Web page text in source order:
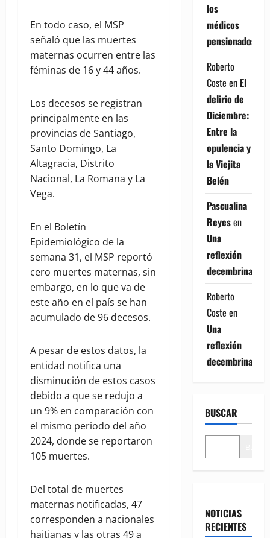
En todo caso, el MSP
señaló que las muertes
maternas ocurren entre las
féminas de 16 y 44 años.
Los decesos se registran
principalmente en las
provincias de Santiago,
Santo Domingo, La
Altagracia, Distrito
Nacional, La Romana y La
Vega.
En el Boletín
Epidemiológico de la
semana 31, el MSP reportó
cero muertes maternas, sin
embargo, en lo que va de
este año en el país se han
acumulado de 96 decesos.
A pesar de estos datos, la
entidad notifica una
disminución de estos casos
debido a que se redujo a
un 9% en comparación con
el mismo periodo del año
2024, donde se reportaron
105 muertes.
Del total de muertes
maternas notificadas, 47
corresponden a nacionales
haitianas y las otras 49 a
los
médicos
pensionados
Roberto
Coste en El
delirio de
Diciembre:
Entre la
opulencia y
la Viejita
Belén
Pascualina
Reyesen
Una
reflexión
decembrina
Roberto
Coste en
Una
reflexión
decembrina
BUSCAR
NOTICIAS
RECIENTES